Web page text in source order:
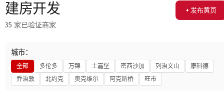
建房开发
35 家已验证商家
+ 发布黄页
城市：
全部 多伦多 万锦 士嘉堡 密西沙加 列治文山
康科德
乔治敦
北约克 奥克维尔 阿克斯桥 旺市